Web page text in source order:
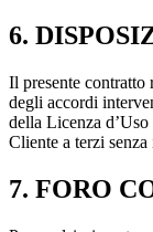
6.
Il presente contratto
degli accordi
della Licenza
Cliente a terzi
7. FORO